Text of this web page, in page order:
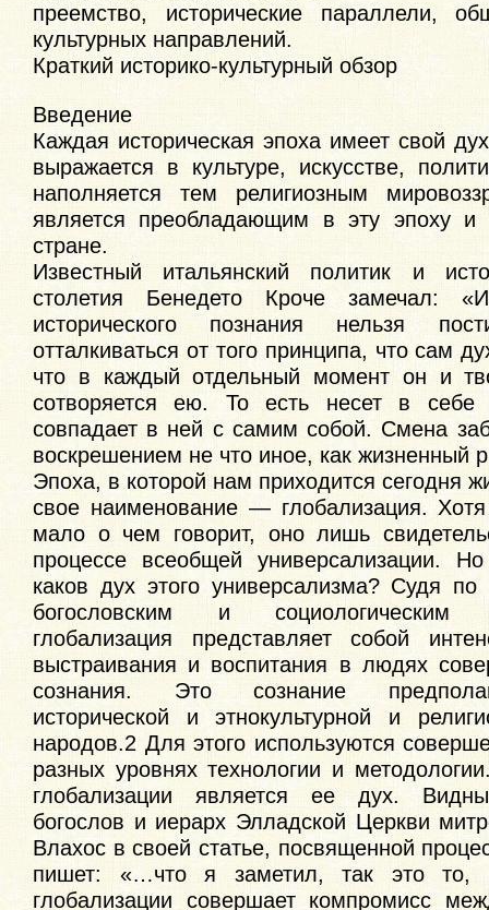
преемство, исторические параллели,
культурных направлений.
Краткий историко-культурный обзор
Введение
Каждая историческая эпоха имеет свой
выражается в культуре, искусстве,
наполняется тем религиозным
является преобладающим в эту эпоху
стране.
Известный итальянский политик и
столетия Бенедето Кроче замечал:
исторического познания нельзя
отталкиваться от того принципа, что сам
что в каждый отдельный момент он и
сотворяется ею. То есть несет в
совпадает в ней с самим собой. Смена
воскрешением не что иное, как жизненный
Эпоха, в которой нам приходится сегодня
свое наименование — глобализация.
мало о чем говорит, оно лишь
процессе всеобщей универсализации.
каков дух этого универсализма? Судя по
богословским и социологическим
глобализация представляет собой
выстраивания и воспитания в людях
сознания. Это сознание
исторической и этнокультурной и
народов.2 Для этого используются
разных уровнях технологии и
глобализации является ее дух.
богослов и иерарх Элладской Церкви
Влахос в своей статье, посвященной
пишет: «…что я заметил, так это то,
глобализации совершает компромисс